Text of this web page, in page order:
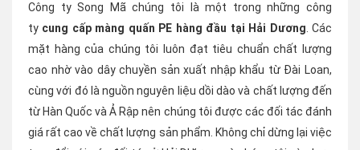
Công ty Song Mã chúng tôi là một trong những công
ty cung cấp màng quấn PE hàng đầu tại Hải Dương . Các
mặt hàng của chúng tôi luôn đạt tiêu chuẩn chất lượng
cao nhờ vào dây chuyền sản xuất nhập khẩu từ Đài Loan,
cùng với đó là nguồn nguyên liệu dồi dào và chất lượng đến
từ Hàn Quốc và Ả Rập nên chúng tôi được các đối tác đánh
giá rất cao về chất lượng sản phẩm. Không chỉ dừng lại việc